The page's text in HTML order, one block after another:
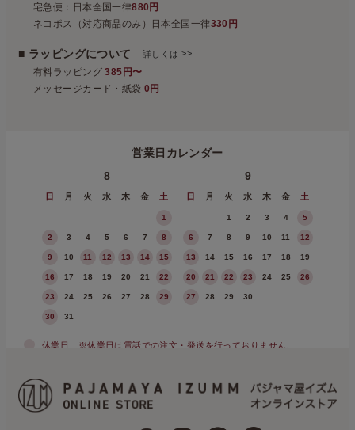
宅急便：日本全国一律880円
ネコポス（対応商品のみ）日本全国一律330円
■ ラッピングについて詳しくは>>
有料ラッピング385円〜
メッセージカード・紙袋0円
営業日カレンダー
8
日 月 火 水 木 金 土
1
2 3 4 5 6 7 8
9 10 11 12 13 14 15
16 17 18 19 20 21 22
23 24 25 26 27 28 29
30 31
9
日 月 火 水 木 金 土
1 2 3 4 5
6 7 8 9 10 11 12
13 14 15 16 17 18 19
20 21 22 23 24 25 26
27 28 29 30
休業日 ※休業日は電話での注文・発送を行っておりません。